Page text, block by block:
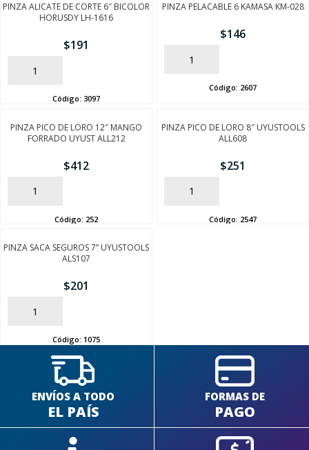
PINZA ALICATE DE CORTE 6″ BICOLOR
HORUSDY LH-1616
$191
AÑADIR
Código: 3097
PINZA PELACABLE 6 KAMASA KM-028
$146
AÑADIR
Código: 2607
PINZA PICO DE LORO 12″ MANGO
FORRADO UYUST ALL212
$412
AÑADIR
Código: 252
PINZA PICO DE LORO 8″ UYUSTOOLS
ALL608
$251
AÑADIR
Código: 2547
PINZA SACA SEGUROS 7” UYUSTOOLS
ALS107
$201
AÑADIR
Código: 1075
ENVÍOS A TODO
EL PAÍS
FORMAS DE
PAGO